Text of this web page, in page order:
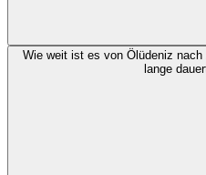
Wie weit ist es von Ölüdeniz nach
lange